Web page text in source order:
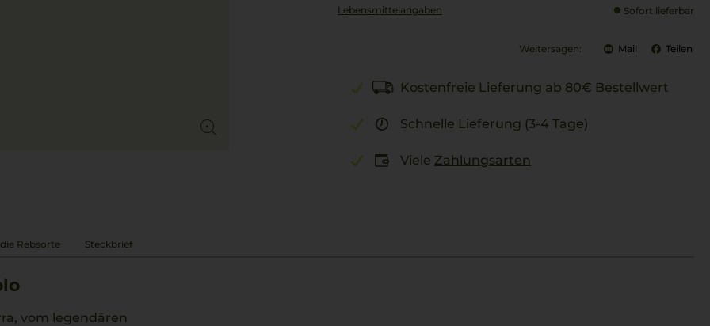
Lebensmittel­angaben Sofort lieferbar
Weitersagen: Mail Teilen
Kostenfreie Lieferung ab 80€ Bestellwert
Schnelle Lieferung (3-4 Tage)
Viele Zahlungsarten
Rebsorte Steckbrief
vom legendären